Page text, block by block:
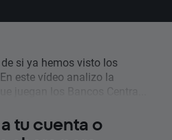
si ya hemos visto los
este vídeo analizo la
juegan los Bancos Centra...
tu cuenta o